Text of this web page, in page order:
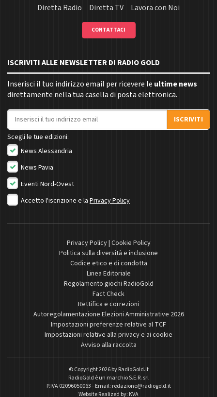
Diretta Radio
Diretta TV Lavora con Noi
CONTATTACI
ISCRIVITI ALLE NEWSLETTER DI RADIO GOLD
Inserisci il tuo indirizzo email per ricevere le ultime news
direttamente nella tua casella di posta elettronica.
Indirizzo email
ISCRIVITI
Scegli le tue edizioni:
News Alessandria
News Pavia
Eventi Nord-Ovest
Accetto l'iscrizione e la Privacy Policy
Privacy Policy| Cookie Policy
Politica sulla diversità e inclusione
Codice etico e di condotta
Linea Editoriale
Regolamento giochi RadioGold
Fact Check
Rettifica e correzioni
Autoregolamentazione Elezioni Amministrative 2026
Impostazioni preferenze relative al TCF
Impostazioni relative alla privacy e ai cookie
Avviso alla raccolta
© Copyright 2026 byRadioGold.it
RadioGold è un marchio S.E.R. srl
P.IVA 02096050063 - Email: redazione@radiogold.it
Website Realized by: KVA